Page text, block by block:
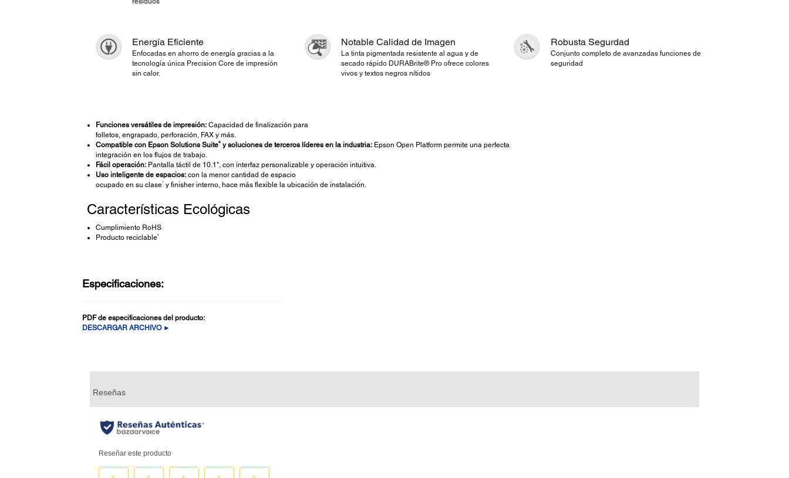
Energía Eficiente
Enfocadas en ahorro de energía gracias a la
tecnología única Precision Core de impresión
sin calor.
Notable Calidad de Imagen
La tinta pigmentada resistente al agua y de
secado rápido DURABrite® Pro ofrece colores
vivos y textos negros nítidos
Robusta Segurdad
Conjunto completo de avanzadas funciones de
seguridad
Funciones versátiles de impresión:Capacidad de finalización para
folletos, engrapado, perforación, FAX y más.
Compatible con Epson Solutions Suite®y soluciones de terceros líderes en la industria:Epson Open Platform permite una perfecta
integración en los flujos de trabajo.
Fácil operación:Pantalla táctil de 10.1", con interfaz personalizable y operación intuitiva.
Uso inteligente de espacios:con la menor cantidad de espacio
ocupado en su clase1 y finisher interno, hace más flexible la ubicación de instalación.
Características Ecológicas
Cumplimiento RoHS
Producto reciclable4
Especificaciones:
PDF de especificaciones del producto:
DESCARGAR ARCHIVO ►